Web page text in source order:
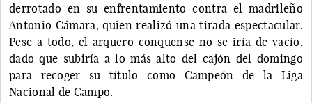
derrotado en su enfrentamiento contra el madrileño
Antonio Cámara, quien realizó una tirada espectacular.
Pese a todo, el arquero conquense no se iría de vacío,
dado que subiría a lo más alto del cajón del domingo
para recoger su título como Campeón de la Liga
Nacional de Campo.